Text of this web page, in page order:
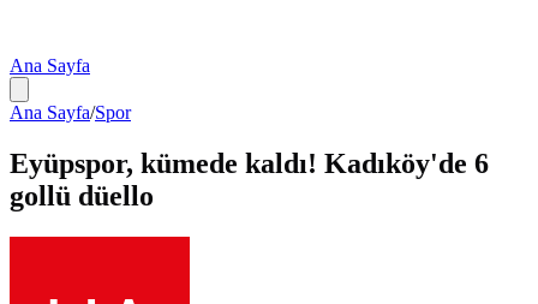
Ana Sayfa
Ana Sayfa/Spor
Eyüpspor, kümede kaldı! Kadıköy'de 6
gollü düello